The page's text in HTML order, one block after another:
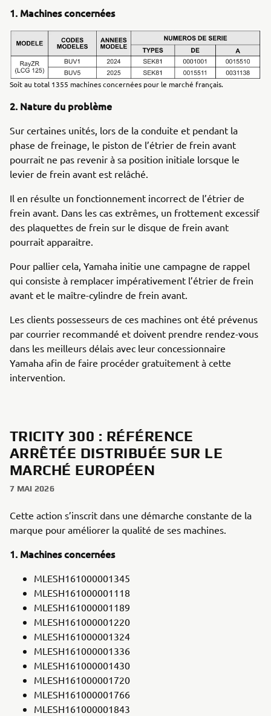
1. Machines concernées
Soit au total 1355 machines concernées pour le marché français.
2. Nature du problème
Sur certaines unités, lors de la conduite et pendant la
phase de freinage, le piston de l’étrier de frein avant
pourrait ne pas revenir à sa position initiale lorsque le
levier de frein avant est relâché.
Il en résulte un fonctionnement incorrect de l’étrier de
frein avant. Dans les cas extrêmes, un frottement excessif
des plaquettes de frein sur le disque de frein avant
pourrait apparaitre.
Pour pallier cela, Yamaha initie une campagne de rappel
qui consiste à remplacer impérativement l’étrier de frein
avant et le maître-cylindre de frein avant.
Les clients possesseurs de ces machines ont été prévenus
par courrier recommandé et doivent prendre rendez-vous
dans les meilleurs délais avec leur concessionnaire
Yamaha afin de faire procéder gratuitement à cette
intervention.
TRICITY 300 : RÉFÉRENCE
ARRÊTÉE DISTRIBUÉE SUR LE
MARCHÉ EUROPÉEN
7 MAI 2026
Cette action s’inscrit dans une démarche constante de la
marque pour améliorer la qualité de ses machines.
1. Machines concernées
MLESH161000001345
MLESH161000001118
MLESH161000001189
MLESH161000001220
MLESH161000001324
MLESH161000001336
MLESH161000001430
MLESH161000001720
MLESH161000001766
MLESH161000001843